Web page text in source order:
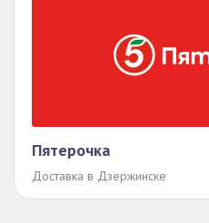
Пятерочка
Доставка в Дзержинске